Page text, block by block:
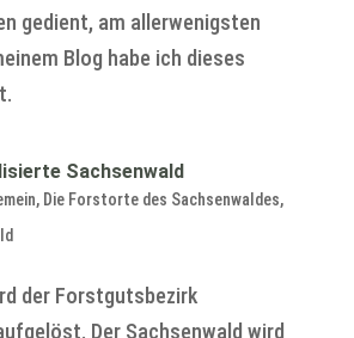
gedient, am allerwenigsten
Blog habe ich dieses
Sachsenwald
, Die Forstorte des Sachsenwaldes,
der Forstgutsbezirk
Der Sachsenwald wird